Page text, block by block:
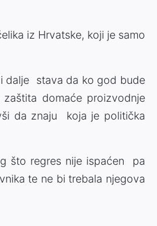
iz Hrvatske, koji je samo
dalje stava da ko god bude
domaće proizvodnje
da znaju koja je politička
što regres nije ispaćen pa
te ne bi trebala njegova